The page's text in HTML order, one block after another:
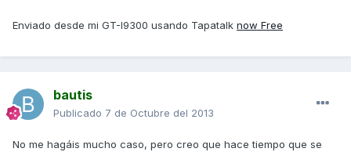
Enviado desde mi GT-I9300 usando Tapatalk now Free
bautis
Publicado 7 de Octubre del 2013
No me hagáis mucho caso, pero creo que hace tiempo que se